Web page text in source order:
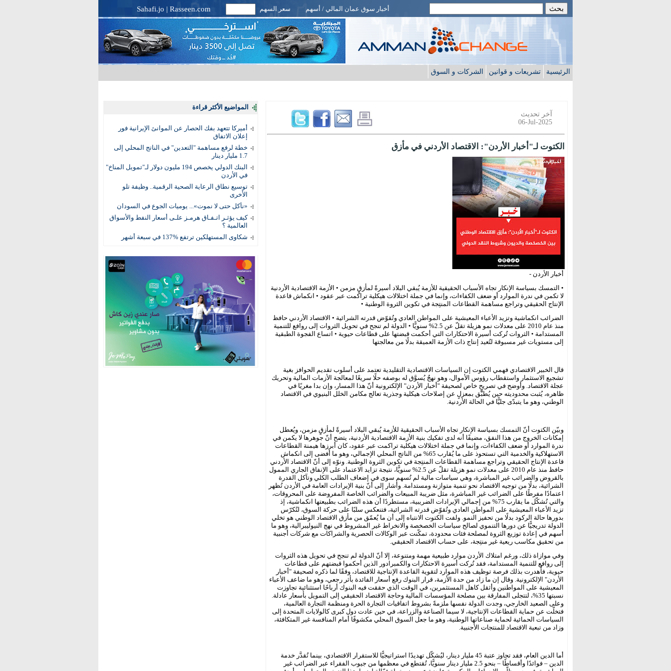
أخبار سوق عمان المالي / أسهم سعر السهم Sahafi.jo | Rasseen.com
الرئيسية تشريعات و قوانين الشركات و السوق
المواضيع الأكثر قراءة
أميركا تتعهد بفك الحصار عن الموانئ الإيرانية فور
إعلان الاتفاق
خطة لرفع مساهمة "التعدين" في الناتج المحلي إلى
1.7 مليار دينار
البنك الدولي يخصص 194 مليون دولار لـ"تمويل المناخ"
في الأردن
توسيع نطاق الرعاية الصحية الرقمية.. وظيفة تلو
الأخرى
«نأكل حتى لا نموت»... يوميات الجوع في السودان
كيف يؤثـر اتـفـاق هرمـز علـى أسعار النفط والأسواق
العالمية ؟
شكاوى المستهلكين ترتفع %137 في سبعة أشهر
آخر تحديث
06-Jul-2025
الكتوت لـ"أخبار الأردن": الاقتصاد الأردني في مأزق
أخبار الأردن -
• التمسك بسياسة الإنكار تجاه الأسباب الحقيقية للأزمة يُبقي البلاد أسيرةً لمأزقٍ مزمن • الأزمة الاقتصادية الأردنية
لا تكمن في ندرة الموارد أو ضعف الكفاءات، وإنما في جملة اختلالات هيكلية تراكمت عبر عقود • انكماش قاعدة
الإنتاج الحقيقي وتراجع مساهمة القطاعات المنتِجة في تكوين الثروة الوطنية •
الضرائب انكماشية وتزيد الأعباء المعيشية على المواطن العادي وتُقوّض قدرته الشرائية • الاقتصاد الأردني حافظ
منذ عام 2010 على معدلات نمو هزيلة تقلّ عن 2.5% سنويًّا • الدولة لم تنجح في تحويل الثروات إلى روافع للتنمية
المستدامة • الثروات تُركت أسيرة الاحتكارات التي أحكمت قبضتها على قطاعات حيوية • اتساع الفجوة الطبقية
إلى مستويات غير مسبوقة لتُعيد إنتاج ذات الأزمة العميقة بدلًا من معالجتها
قال الخبير الاقتصادي فهمي الكتوت إن السياسات الاقتصادية التقليدية تعتمد على أسلوب تقديم الحوافز بغية
تشجيع الاستثمار واستقطاب رؤوس الأموال، وهو نهجٌ يُسوَّق له بوصفه حلًا سريعًا لمعالجة الأزمات المالية وتحريك
عجلة الاقتصاد. وأوضح في تصريحٍ خاص لصحيفة "أخبار الأردن" الإلكترونية أنّ هذا المسار، وإن بدا مغريًا في
ظاهره، يُثبت محدوديته حين يُطبَّق بمعزلٍ عن إصلاحات هيكلية وجذرية تعالج مكامن الخلل البنيوي في الاقتصاد
الوطني، وهو ما يتبدّى جليًّا في الحالة الأردنية.
وبيّن الكتوت أنّ التمسك بسياسة الإنكار تجاه الأسباب الحقيقية للأزمة يُبقي البلاد أسيرةً لمأزقٍ مزمن، ويُعطل
إمكانات الخروج من هذا النفق، مضيفًا أنه لدى تفكيك بنية الأزمة الاقتصادية الأردنية، يتضح أنّ جوهرها لا يكمن في
ندرة الموارد أو ضعف الكفاءات، وإنما في جملة اختلالات هيكلية تراكمت عبر عقود، كان أبرزها هيمنة القطاعات
الاستهلاكية والخدمية التي تستحوذ على ما يُقارب 65% من الناتج المحلي الإجمالي، وهو ما أفضى إلى انكماش
قاعدة الإنتاج الحقيقي وتراجع مساهمة القطاعات المنتِجة في تكوين الثروة الوطنية. ونوّه إلى أنّ الاقتصاد الأردني
حافظ منذ عام 2010 على معدلات نمو هزيلة تقلّ عن 2.5% سنويًّا، نتيجة تزايد الاعتماد على الإنفاق الجاري الممول
بالقروض والضرائب غير المباشرة، وهي سياسات مالية لم تُسهم سوى في إضعاف الطلب الكلي وتآكل القدرة
الشرائية، بدلًا من توجيه الاقتصاد نحو تنمية متوازنة ومستدامة. وأشار إلى أنّ بنية الإيرادات العامة في الأردن تُظهر
اعتمادًا مفرطًا على الضرائب غير المباشرة، مثل ضريبة المبيعات والضرائب الخاصة المفروضة على المحروقات،
والتي تُشكّل ما يقارب 75% من إجمالي الإيرادات الضريبية، مستطردًا أن هذه الضرائب بطبيعتها انكماشية، إذ
تزيد الأعباء المعيشية على المواطن العادي وتُقوّض قدرته الشرائية، فتنعكس سلبًا على حركة السوق، لتُكرّس
بدورها حالة الركود بدلًا من تحفيز النمو. ولفت الكتوت الانتباه إلى أن ما يُعمّق من مأزق الاقتصاد الوطني هو تخلي
الدولة تدريجيًّا عن دورها التنموي لصالح سياسات الخصخصة والانخراط غير المشروط في نهج النيوليبرالية، وهو ما
أسهم في إعادة توزيع الثروة لمصلحة فئات محدودة، تمكّنت عبر الوكالات الحصرية والشراكات مع شركات أجنبية
من تحقيق مكاسب ريعية غير منتِجة، على حساب الاقتصاد الحقيقي.
وفي موازاة ذلك، ورغم امتلاك الأردن موارد طبيعية مهمة ومتنوعة، إلا أنّ الدولة لم تنجح في تحويل هذه الثروات
إلى روافع للتنمية المستدامة، فقد تُركت أسيرة الاحتكارات والكمبرادور الذين أحكموا قبضتهم على قطاعات
حيوية، فأُهدرت بذلك فرصة توظيف هذه الموارد لتقوية القاعدة الإنتاجية للاقتصاد، وفقًا لما ذكره لصحيفة "أخبار
الأردن" الإلكترونية. وقال إن ما زاد من حدة الأزمة، قرار البنوك رفع أسعار الفائدة بأثر رجعي، وهو ما ضاعف الأعباء
المعيشية على المواطنين وأثقل كاهل المستثمرين، في الوقت الذي حققت فيه البنوك أرباحًا استثنائية تجاوزت
نسبتها 35%، لتتجلى المفارقة بين مصلحة المؤسسات المالية وحاجة الاقتصاد الحقيقي إلى التمويل بأسعار عادلة.
وعلى الصعيد الخارجي، وجدت الدولة نفسها ملزمةً بشروط اتفاقيات التجارة الحرة ومنظمة التجارة العالمية،
فتخلّت عن حماية القطاعات الإنتاجية، لا سيما الصناعة والزراعة، في حين عادت دول كبرى كالولايات المتحدة إلى
السياسات الحمائية لحماية صناعاتها الوطنية، وهو ما جعل السوق المحلي مكشوفًا أمام المنافسة غير المتكافئة،
وزاد من تبعية الاقتصاد للمنتجات الأجنبية.
أما الدين العام، فقد تجاوز عتبة 45 مليار دينار، ليُشكّل تهديدًا استراتيجيًّا للاستقرار الاقتصادي، بينما تُقدَّر خدمة
الدين – فوائدًا وأقساطًا – بنحو 2.5 مليار دينار سنويًّا، تُقتطع في معظمها من جيوب الفقراء عبر الضرائب غير